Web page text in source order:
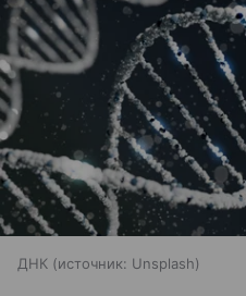
ДНК источник: Unsplash